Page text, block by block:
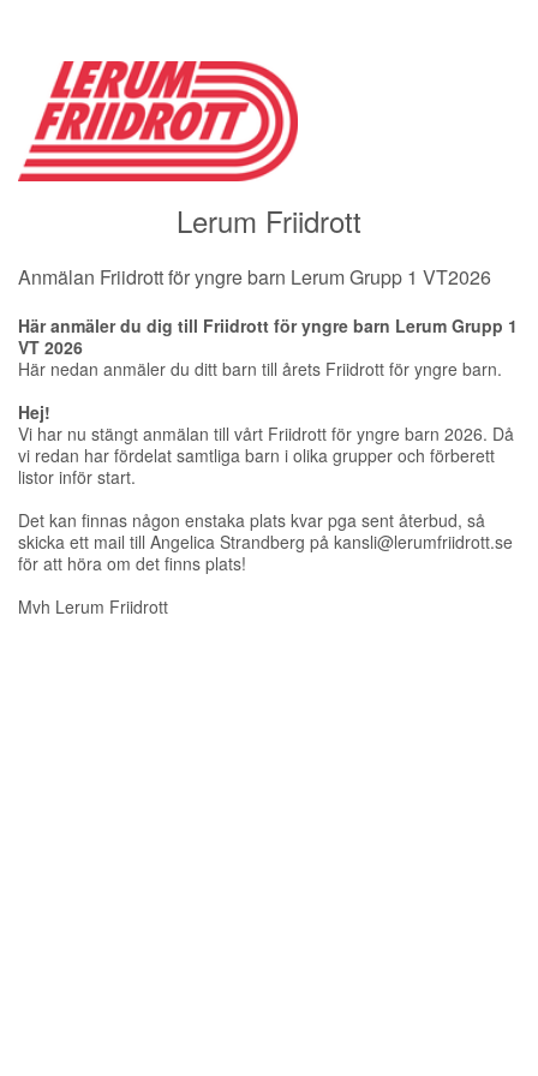
Lerum Friidrott
Anmälan Friidrott för yngre barn Lerum Grupp 1 VT2026
Här anmäler du dig till Friidrott för yngre barn Lerum Grupp 1
VT 2026
Här nedan anmäler du ditt barn till årets Friidrott för yngre barn.
Hej!
Vi har nu stängt anmälan till vårt Friidrott för yngre barn 2026. Då
vi redan har fördelat samtliga barn i olika grupper och förberett
listor inför start.
Det kan finnas någon enstaka plats kvar pga sent återbud, så
skicka ett mail till Angelica Strandberg på kansli@lerumfriidrott.se
för att höra om det finns plats!
Mvh Lerum Friidrott